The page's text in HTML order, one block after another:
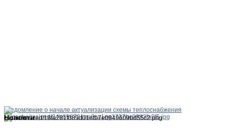
Уведомление о начале актуализации схемы теплоснабжения
Новости